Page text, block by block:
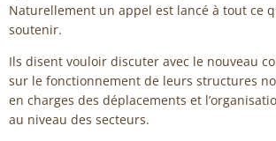
Naturellement un appel est lancé à tout ce
soutenir.
Ils disent vouloir discuter avec le nouveau
sur le fonctionnement de leurs structures
en charges des déplacements et
au niveau des secteurs.